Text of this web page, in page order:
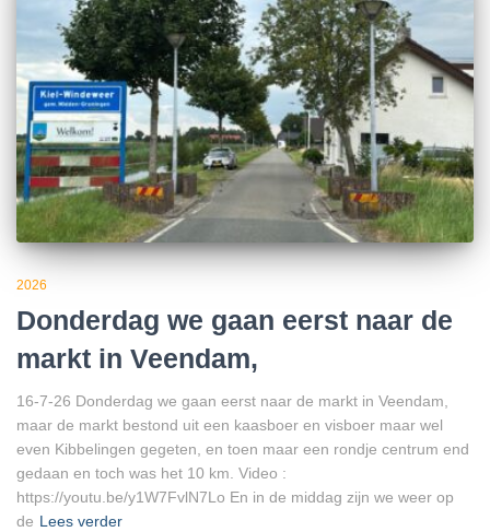
2026
Donderdag we gaan eerst naar de
markt in Veendam,
16-7-26 Donderdag we gaan eerst naar de markt in Veendam,
maar de markt bestond uit een kaasboer en visboer maar wel
even Kibbelingen gegeten, en toen maar een rondje centrum end
gedaan en toch was het 10 km. Video :
https://youtu.be/y1W7FvlN7Lo En in de middag zijn we weer op
de Lees verder